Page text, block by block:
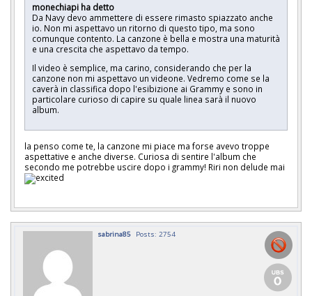
monechiapi ha detto
Da Navy devo ammettere di essere rimasto spiazzato anche
io. Non mi aspettavo un ritorno di questo tipo, ma sono
comunque contento. La canzone è bella e mostra una maturità
e una crescita che aspettavo da tempo.
Il video è semplice, ma carino, considerando che per la
canzone non mi aspettavo un videone. Vedremo come se la
caverà in classifica dopo l'esibizione ai Grammy e sono in
particolare curioso di capire su quale linea sarà il nuovo
album.
la penso come te, la canzone mi piace ma forse avevo troppe
aspettative e anche diverse. Curiosa di sentire l'album che
secondo me potrebbe uscire dopo i grammy! Riri non delude mai
sabrina85 Posts: 2754